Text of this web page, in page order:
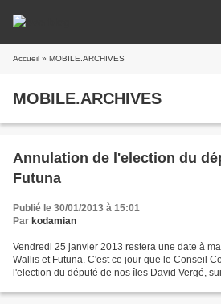
Accueil » MOBILE.ARCHIVES
MOBILE.ARCHIVES
Annulation de l'election du
Futuna
Publié le 30/01/2013 à 15:01
Par kodamian
Vendredi 25 janvier 2013 restera une date à
Wallis et Futuna. C'est ce jour que le Conseil
l'election du député de nos îles David Vergé,